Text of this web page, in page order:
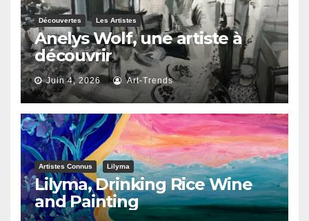
Découvertes Les Artistes
Anelys Wolf, une artiste à
découvrir
Juin 4, 2026 Art-Trends
Artistes Connus Lilyma
Lilyma, Drinking Rice Wine
and Painting